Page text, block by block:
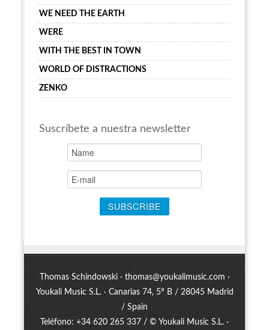
WE NEED THE EARTH
WERE
WITH THE BEST IN TOWN
WORLD OF DISTRACTIONS
ZENKO
Suscríbete a nuestra newsletter
Thomas Schindowski · thomas@youkalimusic.com ·
Youkali Music S.L. · Canarias 74, 5º B / 28045 Madrid
/ Spain
Teléfono: +34 620 265 337 / © Youkali Music S.L. ·